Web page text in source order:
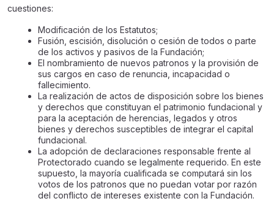
cuestiones:
Modificación de los Estatutos;
Fusión, escisión, disolución o cesión de todos o parte
de los activos y pasivos de la Fundación;
El nombramiento de nuevos patronos y la provisión de
sus cargos en caso de renuncia, incapacidad o
fallecimiento.
La realización de actos de disposición sobre los bienes
y derechos que constituyan el patrimonio fundacional y
para la aceptación de herencias, legados y otros
bienes y derechos susceptibles de integrar el capital
fundacional.
La adopción de declaraciones responsable frente al
Protectorado cuando se legalmente requerido. En este
supuesto, la mayoría cualificada se computará sin los
votos de los patronos que no puedan votar por razón
del conflicto de intereses existente con la Fundación.